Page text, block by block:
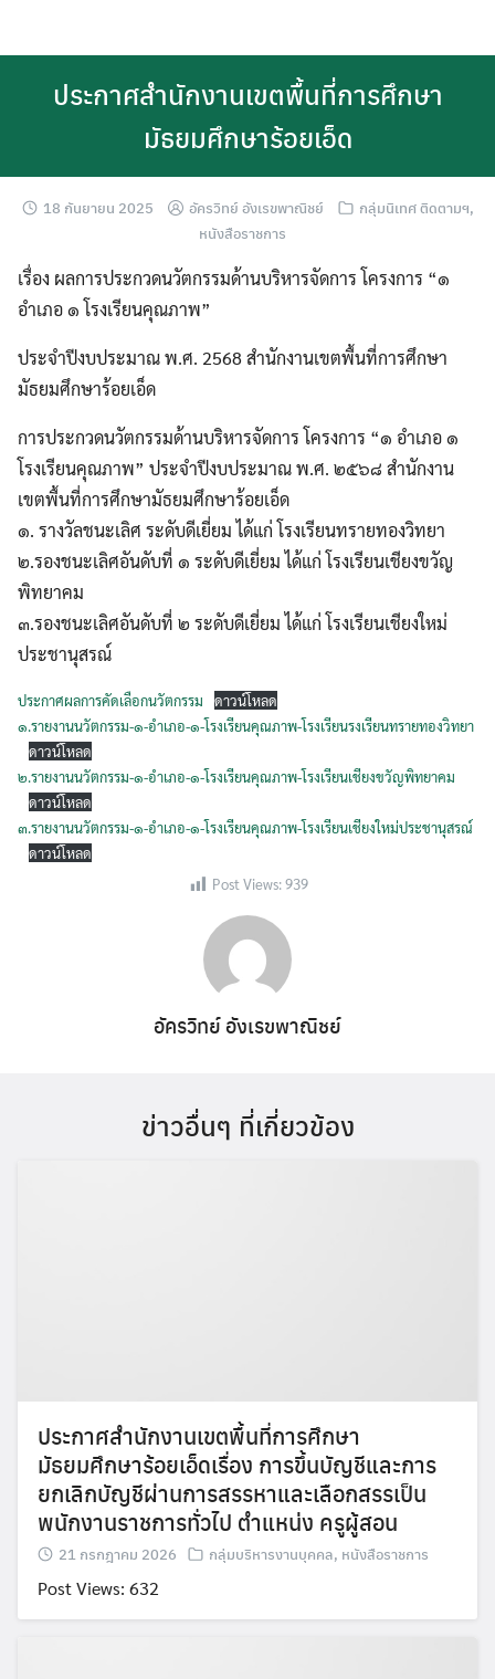
Search
for:
ประกาศสำนักงานเขตพื้นที่การศึกษา
มัธยมศึกษาร้อยเอ็ด
18 กันยายน 2025 อัครวิทย์ อังเรขพาณิชย์ กลุ่มนิเทศ ติดตามฯ,
หนังสือราชการ
เรื่อง ผลการประกวดนวัตกรรมด้านบริหารจัดการ โครงการ “๑
อำเภอ ๑ โรงเรียนคุณภาพ”
ประจำปีงบประมาณ พ.ศ. 2568 สำนักงานเขตพื้นที่การศึกษา
มัธยมศึกษาร้อยเอ็ด
การประกวดนวัตกรรมด้านบริหารจัดการ โครงการ “๑ อำเภอ ๑
โรงเรียนคุณภาพ” ประจำปีงบประมาณ พ.ศ. ๒๕๖๘ สำนักงาน
เขตพื้นที่การศึกษามัธยมศึกษาร้อยเอ็ด
๑. รางวัลชนะเลิศ ระดับดีเยี่ยม ได้แก่ โรงเรียนทรายทองวิทยา
๒.รองชนะเลิศอันดับที่ ๑ ระดับดีเยี่ยม ได้แก่ โรงเรียนเชียงขวัญ
พิทยาคม
๓.รองชนะเลิศอันดับที่ ๒ ระดับดีเยี่ยม ได้แก่ โรงเรียนเชียงใหม่
ประชานุสรณ์
ประกาศผลการคัดเลือกนวัตกรรม
ดาวน์โหลด
๑.รายงานนวัตกรรม-๑-อำเภอ-๑-โรงเรียนคุณภาพ-โรงเรียนรงเรียนทรายทองวิทยา
ดาวน์โหลด
๒.รายงานนวัตกรรม-๑-อำเภอ-๑-โรงเรียนคุณภาพ-โรงเรียนเชียงขวัญพิทยาคม
ดาวน์โหลด
๓.รายงานนวัตกรรม-๑-อำเภอ-๑-โรงเรียนคุณภาพ-โรงเรียนเชียงใหม่ประชานุสรณ์
ดาวน์โหลด
Post Views:939
อัครวิทย์ อังเรขพาณิชย์
ข่าวอื่นๆ ที่เกี่ยวข้อง
ประกาศสำนักงานเขตพื้นที่การศึกษา
มัธยมศึกษาร้อยเอ็ดเรื่อง การขึ้นบัญชีและการ
ยกเลิกบัญชีผ่านการสรรหาและเลือกสรรเป็น
พนักงานราชการทั่วไป ตำแหน่ง ครูผู้สอน
21 กรกฎาคม 2026 กลุ่มบริหารงานบุคคล, หนังสือราชการ
Post Views: 632